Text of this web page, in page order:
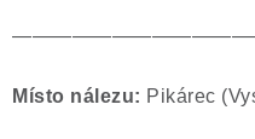
Místo nálezu: Pikárec